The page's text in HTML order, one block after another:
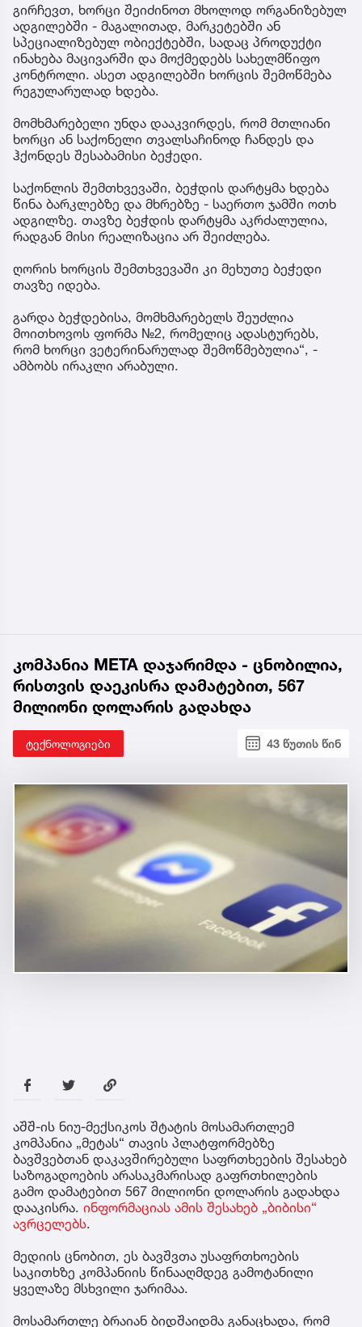
გირჩევთ, ხორცი შეიძინოთ მხოლოდ ორგანიზებულ
ადგილებში - მაგალითად, მარკეტებში ან
სპეციალიზებულ ობიექტებში, სადაც პროდუქტი
ინახება მაცივარში და მოქმედებს სახელმწიფო
კონტროლი. ასეთ ადგილებში ხორცის შემოწმება
რეგულარულად ხდება.
მომხმარებელი უნდა დააკვირდეს, რომ მთლიანი
ხორცი ან საქონელი თვალსაჩინოდ ჩანდეს და
ჰქონდეს შესაბამისი ბეჭედი.
საქონლის შემთხვევაში, ბეჭდის დარტყმა ხდება
წინა ბარკლებზე და მხრებზე - საერთო ჯამში ოთხ
ადგილზე. თავზე ბეჭდის დარტყმა აკრძალულია,
რადგან მისი რეალიზაცია არ შეიძლება.
ღორის ხორცის შემთხვევაში კი მეხუთე ბეჭედი
თავზე იდება.
გარდა ბეჭდებისა, მომხმარებელს შეუძლია
მოითხოვოს ფორმა №2, რომელიც ადასტურებს,
რომ ხორცი ვეტერინარულად შემოწმებულია“, -
ამბობს ირაკლი არაბული.
კომპანია META დაჯარიმდა - ცნობილია,
რისთვის დაეკისრა დამატებით, 567
მილიონი დოლარის გადახდა
ტექნოლოგიები 43 წუთის წინ
აშშ-ის ნიუ-მექსიკოს შტატის მოსამართლემ
კომპანია „მეტას“ თავის პლატფორმებზე
ბავშვებთან დაკავშირებული საფრთხეების შესახებ
საზოგადოების არასაკმარისად გაფრთხილების
გამო დამატებით 567 მილიონი დოლარის გადახდა
დააკისრა. ინფორმაციას ამის შესახებ „ბიბისი“
ავრცელებს.
მედიის ცნობით, ეს ბავშვთა უსაფრთხოების
საკითხზე კომპანიის წინააღმდეგ გამოტანილი
ყველაზე მსხვილი ჯარიმაა.
მოსამართლე ბრაიან ბიდშაიდმა განაცხადა, რომ